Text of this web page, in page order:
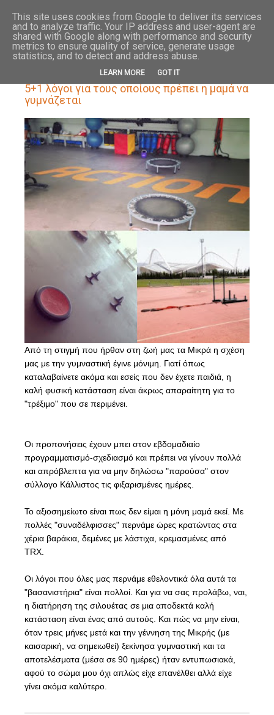
HOME
5+1 λόγοι για τους οποίους πρέπει η μαμά να
γυμνάζεται
Από τη στιγμή που ήρθαν στη ζωή μας τα Μικρά η σχέση
μας με την γυμναστική έγινε μόνιμη. Γιατί όπως
καταλαβαίνετε ακόμα και εσείς που δεν έχετε παιδιά, η
καλή φυσική κατάσταση είναι άκρως απαραίτητη για το
"τρέξιμο" που σε περιμένει.
Οι προπονήσεις έχουν μπει στον εβδομαδιαίο
προγραμματισμό-σχεδιασμό και πρέπει να γίνουν πολλά
και απρόβλεπτα για να μην δηλώσω "παρούσα" στον
σύλλογο Κάλλιστος τις φιξαρισμένες ημέρες.
Το αξιοσημείωτο είναι πως δεν είμαι η μόνη μαμά εκεί. Με
πολλές "συναδέλφισσες" περνάμε ώρες κρατώντας στα
χέρια βαράκια, δεμένες με λάστιχα, κρεμασμένες από
TRX.
Οι λόγοι που όλες μας περνάμε εθελοντικά όλα αυτά τα
"βασανιστήρια" είναι πολλοί. Και για να σας προλάβω, ναι,
η διατήρηση της σιλουέτας σε μια αποδεκτά καλή
κατάσταση είναι ένας από αυτούς. Και πώς να μην είναι,
όταν τρεις μήνες μετά και την γέννηση της Μικρής (με
καισαρική, να σημειωθεί) ξεκίνησα γυμναστική και τα
αποτελέσματα (μέσα σε 90 ημέρες) ήταν εντυπωσιακά,
αφού το σώμα μου όχι απλώς είχε επανέλθει αλλά είχε
γίνει ακόμα καλύτερο.
This site uses cookies from Google to deliver its services
and to analyze traffic. Your IP address and user-agent are
shared with Google along with performance and security
metrics to ensure quality of service, generate usage
statistics, and to detect and address abuse.
LEARN MORE GOT IT